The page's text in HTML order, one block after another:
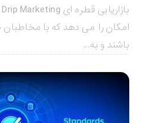
امکان را می دهد که با مخاطبان
باشند و به...